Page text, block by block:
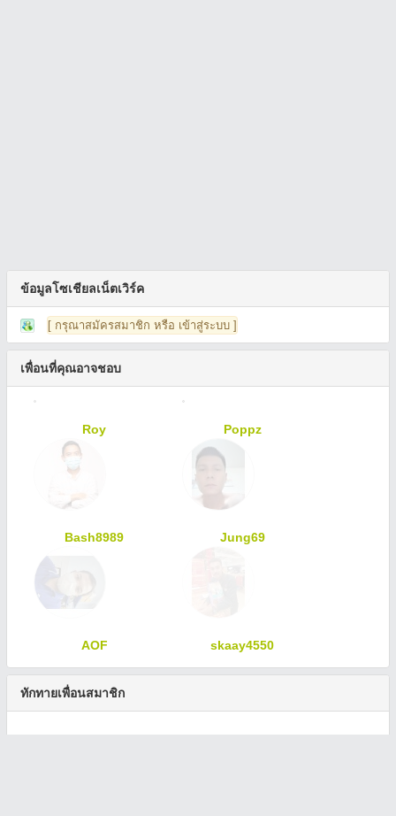
ข้อมูลโซเชียลเน็ตเวิร์ค
[ กรุณาสมัครสมาชิก หรือ เข้าสู่ระบบ ]
เพื่อนที่คุณอาจชอบ
Roy Poppz
Bash8989 Jung69
AOF skaay4550
ทักทายเพื่อนสมาชิก